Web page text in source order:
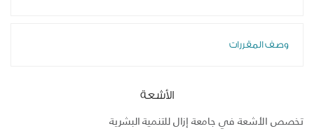
وصف المقررات
الأشعة
تخصص الأشعة في جامعة إزال للتنمية البشرية